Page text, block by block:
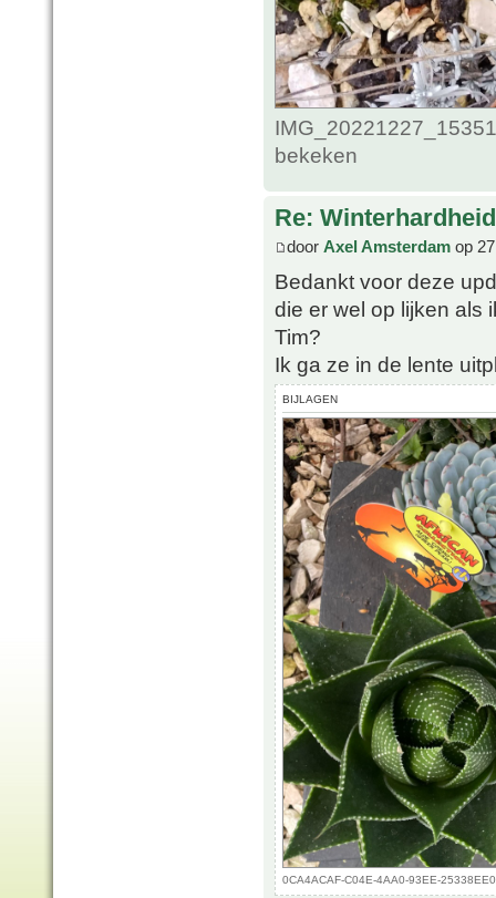
bekeken
Re:
door Axel Amsterdam op
Bedankt voor deze
die er wel op lijken als
Tim?
Ik ga ze in de lente
BIJLAGEN
0CA4ACAF-C04E-4AA0-93EE-